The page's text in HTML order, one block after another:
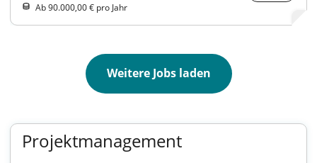
Ab 90.000,00 € pro Jahr
Weitere Jobs laden
Projektmanagement